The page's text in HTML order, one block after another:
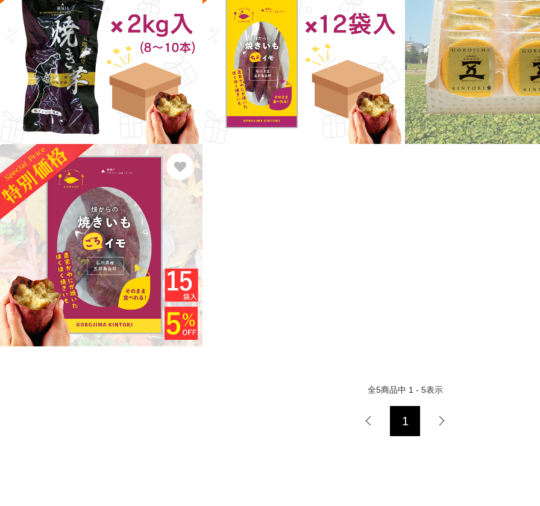
全5商品中 1 - 5表示
1